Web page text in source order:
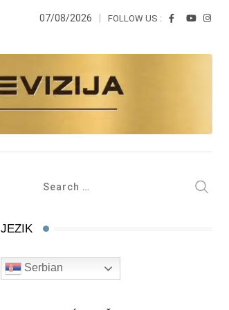
07/08/2026 FOLLOW US :
JEZIK
Serbian